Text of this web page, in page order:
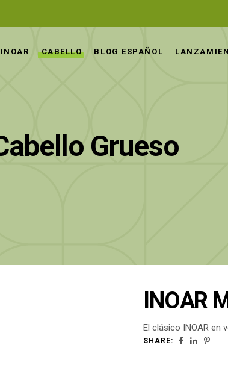
CABELLO BLOG ESPAÑOL
Grueso
INOAR
El clásico INOAR en
SHARE: